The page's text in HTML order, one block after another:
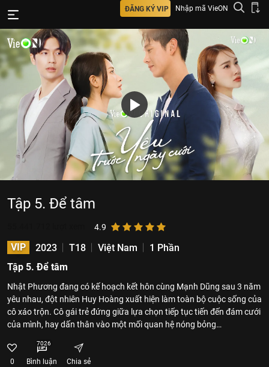
ĐĂNG KÝ VIP Nhập mã VieON
Tập 5. Để tâm
4.9
VIP 2023 T18 Việt Nam
1 Phần
Tập 5. Để tâm
Nhật Phương đang có kế hoạch kết hôn cùng Mạnh Dũng sau 3 năm
yêu nhau, đột nhiên Huy Hoàng xuất hiện làm toàn bộ cuộc sống của
cô xáo trộn. Cô gái trẻ đứng giữa lựa chọn tiếp tục tiến đến đám cưới
của mình, hay dấn thân vào một mối quan hệ nóng bỏng…
0
7026
Bình luận Chia sẻ